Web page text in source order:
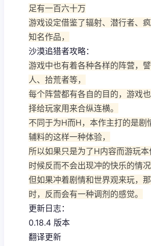
足有一百六十万
游戏设定借鉴了辐射、潜行者、
知名作品，
沙漠追猎者攻略：
游戏中也有着各种各样的阵营，
人、拾荒者等，
每个阵营都有各自的目的，游戏
择给玩家用来合纵连横。
不同于为H而H，本作主打的是剧
辅料的这样一种体验，
所以如果只是为了H内容而游玩
时候反而不会出现冲的快乐的情况
但如果冲着剧情和世界观来玩，
时，反而会有一种调剂的感觉。
更新日志：
0.18.4 版本
翻译更新